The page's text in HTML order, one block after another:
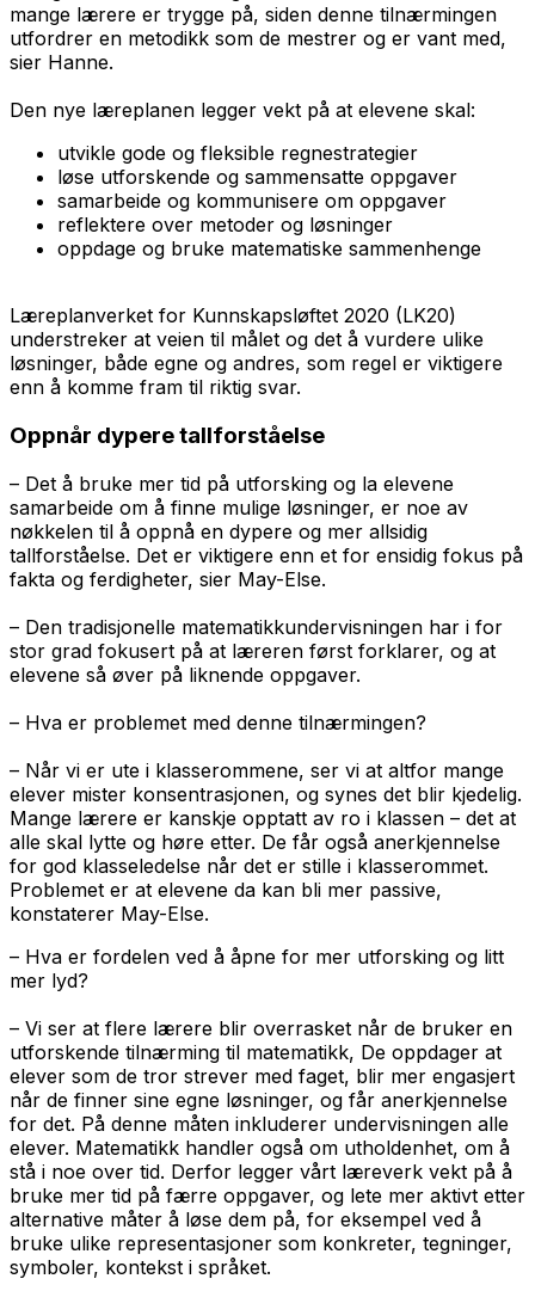
mange lærere er trygge på, siden denne tilnærmingen
utfordrer en metodikk som de mestrer og er vant med,
sier Hanne.
Den nye læreplanen legger vekt på at elevene skal:
utvikle gode og fleksible regnestrategier
løse utforskende og sammensatte oppgaver
samarbeide og kommunisere om oppgaver
reflektere over metoder og løsninger
oppdage og bruke matematiske sammenhenge
Læreplanverket for Kunnskapsløftet 2020 (LK20)
understreker at veien til målet og det å vurdere ulike
løsninger, både egne og andres, som regel er viktigere
enn å komme fram til riktig svar.
Oppnår dypere tallforståelse
– Det å bruke mer tid på utforsking og la elevene
samarbeide om å finne mulige løsninger, er noe av
nøkkelen til å oppnå en dypere og mer allsidig
tallforståelse. Det er viktigere enn et for ensidig fokus på
fakta og ferdigheter, sier May-Else.
– Den tradisjonelle matematikkundervisningen har i for
stor grad fokusert på at læreren først forklarer, og at
elevene så øver på liknende oppgaver.
– Hva er problemet med denne tilnærmingen?
– Når vi er ute i klasserommene, ser vi at altfor mange
elever mister konsentrasjonen, og synes det blir kjedelig.
Mange lærere er kanskje opptatt av ro i klassen – det at
alle skal lytte og høre etter. De får også anerkjennelse
for god klasseledelse når det er stille i klasserommet.
Problemet er at elevene da kan bli mer passive,
konstaterer May-Else.
– Hva er fordelen ved å åpne for mer utforsking og litt
mer lyd?
– Vi ser at flere lærere blir overrasket når de bruker en
utforskende tilnærming til matematikk, De oppdager at
elever som de tror strever med faget, blir mer engasjert
når de finner sine egne løsninger, og får anerkjennelse
for det. På denne måten inkluderer undervisningen alle
elever. Matematikk handler også om utholdenhet, om å
stå i noe over tid. Derfor legger vårt læreverk vekt på å
bruke mer tid på færre oppgaver, og lete mer aktivt etter
alternative måter å løse dem på, for eksempel ved å
bruke ulike representasjoner som konkreter, tegninger,
symboler, kontekst i språket.